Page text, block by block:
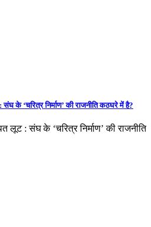
के ‘चरित्र निर्माण’ की राजनीति कठघरे में है?
लूट : संघ के ‘चरित्र निर्माण’ की राजनीति